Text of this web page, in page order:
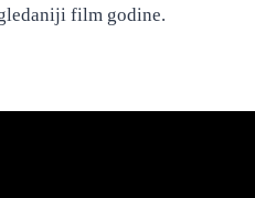
film godine.